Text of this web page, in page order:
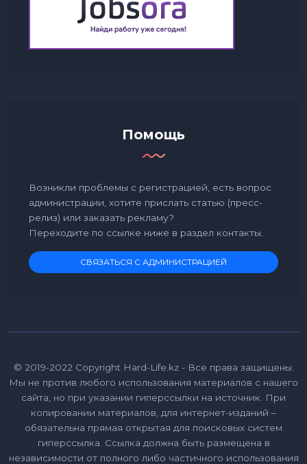
Помощь
Возникли проблемы с регистрацией, есть вопрос
администрации, хотите прислать статью (пресс-
релиз) или заказать рекламу?
Переходите по ссылке ниже в раздел контакты.
СВЯЗАТЬСЯ С АДМИНИСТРАЦИЕЙ
© 2019-2022 Copyright Hard-Life.kz - Все права защищены.
Мы не против любого использования материалов с нашего
сайта, но при указании гиперссылки на источник. При
копировании материалов, для интернет-изданий –
обязательна прямая открытая для поисковых систем
гиперссылка. Ссылка должна быть размещена в
независимости от полного либо частичного использования